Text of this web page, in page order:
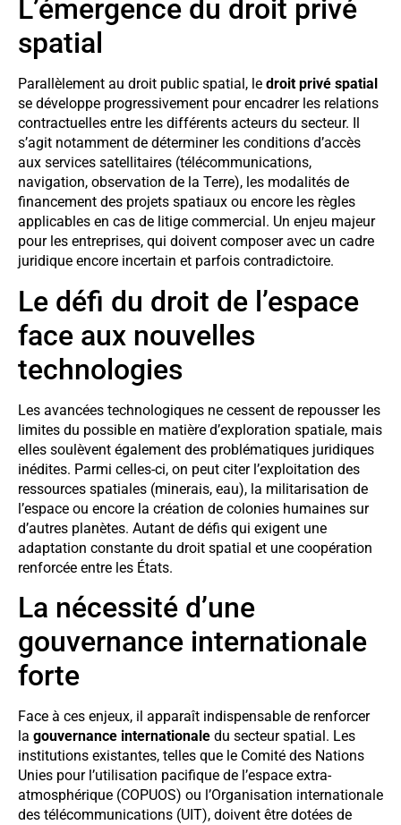
L’émergence du droit privé
spatial
Parallèlement au droit public spatial, le droit privé spatial
se développe progressivement pour encadrer les relations
contractuelles entre les différents acteurs du secteur. Il
s’agit notamment de déterminer les conditions d’accès
aux services satellitaires (télécommunications,
navigation, observation de la Terre), les modalités de
financement des projets spatiaux ou encore les règles
applicables en cas de litige commercial. Un enjeu majeur
pour les entreprises, qui doivent composer avec un cadre
juridique encore incertain et parfois contradictoire.
Le défi du droit de l’espace
face aux nouvelles
technologies
Les avancées technologiques ne cessent de repousser les
limites du possible en matière d’exploration spatiale, mais
elles soulèvent également des problématiques juridiques
inédites. Parmi celles-ci, on peut citer l’exploitation des
ressources spatiales (minerais, eau), la militarisation de
l’espace ou encore la création de colonies humaines sur
d’autres planètes. Autant de défis qui exigent une
adaptation constante du droit spatial et une coopération
renforcée entre les États.
La nécessité d’une
gouvernance internationale
forte
Face à ces enjeux, il apparaît indispensable de renforcer
la gouvernance internationale du secteur spatial. Les
institutions existantes, telles que le Comité des Nations
Unies pour l’utilisation pacifique de l’espace extra-
atmosphérique (COPUOS) ou l’Organisation internationale
des télécommunications (UIT), doivent être dotées de